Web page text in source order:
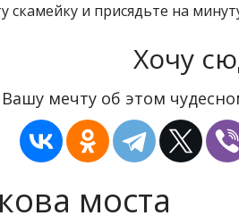
скамейку и присядьте на
Хочу
мечту об этом
моста